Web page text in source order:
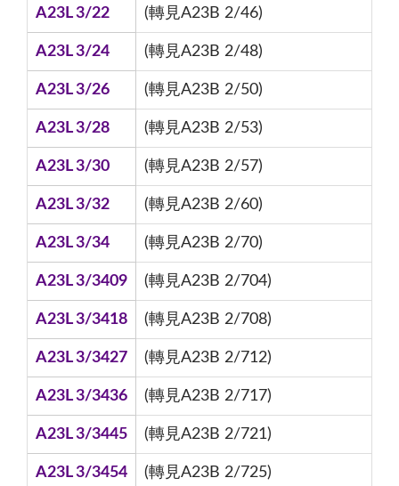
A23L 3/22 (轉見A23B 2/46)
A23L 3/24 (轉見A23B 2/48)
A23L 3/26 (轉見A23B 2/50)
A23L 3/28 (轉見A23B 2/53)
A23L 3/30 (轉見A23B 2/57)
A23L 3/32 (轉見A23B 2/60)
A23L 3/34 (轉見A23B 2/70)
A23L 3/3409 (轉見A23B 2/704)
A23L 3/3418 (轉見A23B 2/708)
A23L 3/3427 (轉見A23B 2/712)
A23L 3/3436 (轉見A23B 2/717)
A23L 3/3445 (轉見A23B 2/721)
A23L 3/3454 (轉見A23B 2/725)